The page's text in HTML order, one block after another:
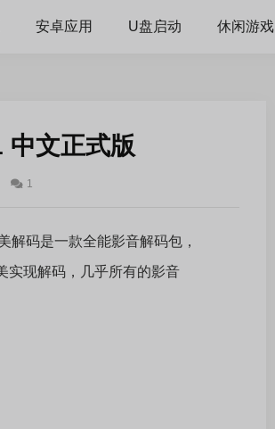
安卓应用 U盘启动 休闲游戏
文正式版
1
解码是一款全能影音解码包，
实现解码，几乎所有的影音